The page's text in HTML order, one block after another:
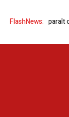
FlashNews:
comparaît